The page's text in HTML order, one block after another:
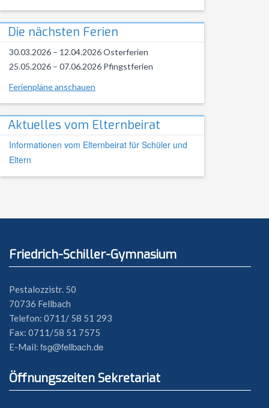
Die nächsten Ferien
30.03.2026 – 12.04.2026 Osterferien
25.05.2026 – 07.06.2026 Pfingstferien
Ferienpläne anschauen
Aktuelles vom Elternbeirat
Informationen vom Elternbeirat für Schüler und
Eltern
Friedrich-Schiller-Gymnasium
Pestalozzistr. 50
70736 Fellbach
Telefon: 0711/ 58 51 293
Fax: 0711/58 51 7575
E-Mail: fsg@fellbach.de
Öffnungszeiten Sekretariat